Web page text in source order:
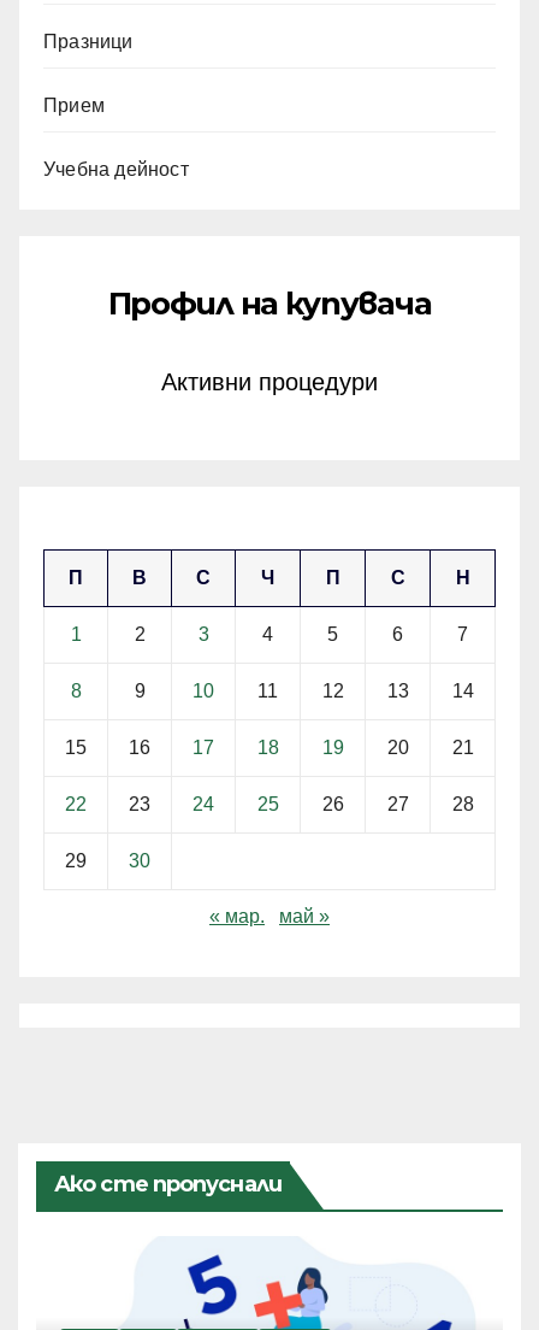
Празници
Прием
Учебна дейност
Профил на купувача
Активни процедури
П В С Ч П С Н
1 2 3 4 5 6 7
8 9 10 11 12 13 14
15 16 17 18 19 20 21
22 23 24 25 26 27 28
29 30
« мар. май »
Ако сте пропуснали